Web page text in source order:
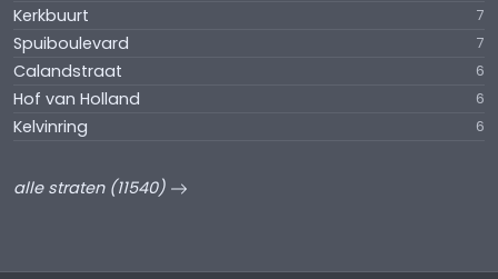
Kerkbuurt 7
Spuiboulevard 7
Calandstraat 6
Hof van Holland 6
Kelvinring 6
alle straten (11540)